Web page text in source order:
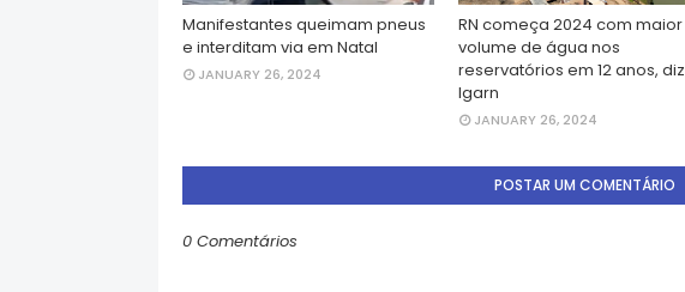
Manifestantes queimam pneus
e interditam via em Natal
JANUARY 26, 2024
RN começa 2024 com maior
volume de água nos
reservatórios em 12 anos, diz
Igarn
JANUARY 26, 2024
POSTAR UM COMENTÁRIO
0 Comentários